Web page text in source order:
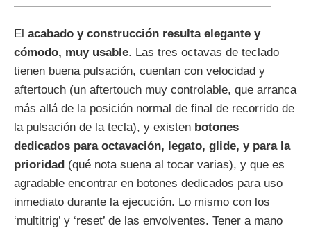
El acabado y construcción resulta elegante y
cómodo, muy usable. Las tres octavas de teclado
tienen buena pulsación, cuentan con velocidad y
aftertouch (un aftertouch muy controlable, que arranca
más allá de la posición normal de final de recorrido de
la pulsación de la tecla), y existen botones
dedicados para octavación, legato, glide, y para la
prioridad (qué nota suena al tocar varias), y que es
agradable encontrar en botones dedicados para uso
inmediato durante la ejecución. Lo mismo con los
‘multitrig’ y ‘reset’ de las envolventes. Tener a mano